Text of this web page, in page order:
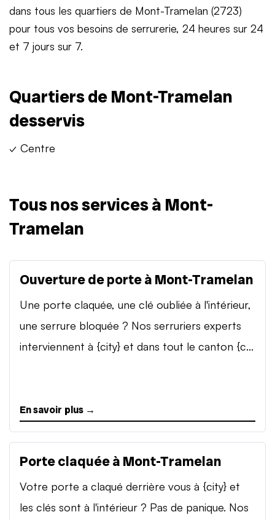
dans tous les quartiers de Mont-Tramelan (2723)
pour tous vos besoins de serrurerie, 24 heures sur 24
et 7 jours sur 7.
Quartiers de Mont-Tramelan
desservis
✓ Centre
Tous nos services à Mont-
Tramelan
Ouverture de porte à Mont-Tramelan
Une porte claquée, une clé oubliée à l'intérieur,
une serrure bloquée ? Nos serruriers experts
interviennent à {city} et dans tout le canton {c...
En savoir plus →
Porte claquée à Mont-Tramelan
Votre porte a claqué derrière vous à {city} et
les clés sont à l'intérieur ? Pas de panique. Nos